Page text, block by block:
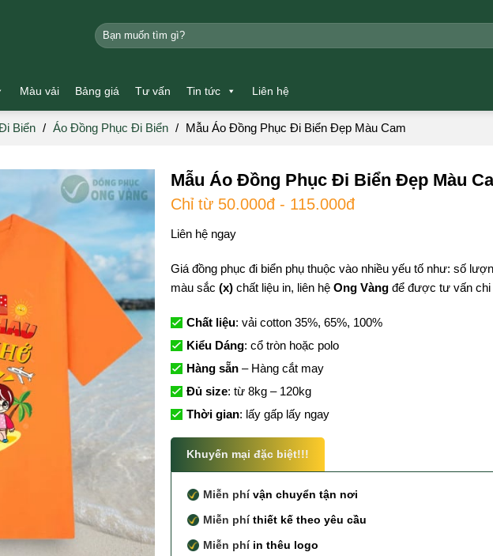
Tìm
kiếm:
Màu vải Bảng giá Tư vấn Tin tức Liên hệ
Biển / Áo Đồng Phục Đi Biển / Mẫu Áo Đồng Phục Đi Biển Đẹp Màu Cam
Mẫu Áo Đồng Phục Đi Biển Đẹp Màu
Chỉ từ 50.000đ - 115.000đ
Liên hệ ngay
Giá đồng phục đi biển phụ thuộc vào nhiều yếu tố như: số
màu sắc(x)chất liệu in, liên hệOng Vàng để được tư vấn chi
Chất liệu: vải cotton 35%, 65%, 100%
Kiểu Dáng: cổ tròn hoặc polo
Hàng sẵn – Hàng cắt may
Đủ size: từ 8kg – 120kg
Thời gian: lấy gấp lấy ngay
Khuyến mại đặc biệt!!!
Miễn phívận chuyển tận nơi
Miễn phíthiết kế theo yêu cầu
Miễn phíin thêu logo